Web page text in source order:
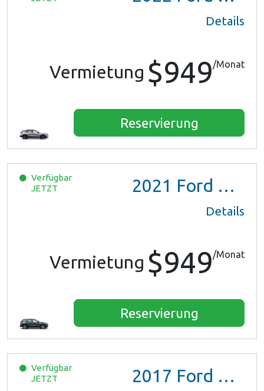
Details
Vermietung $949/Monat
Reservierung
Verfügbar
JETZT
2021 Ford Escape SE Hybrid
Details
Vermietung $949/Monat
Reservierung
Verfügbar
JETZT
2017 Ford Mustang